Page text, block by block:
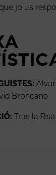
jo us
Broncano
Tras la Risa